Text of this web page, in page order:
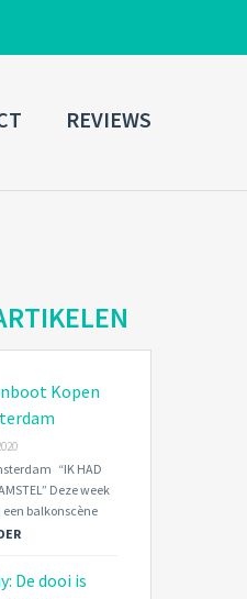
SIGN IN
me
REVIEWS
Kopen
“IK HAD
Deze week
balkonscène
De dooi is